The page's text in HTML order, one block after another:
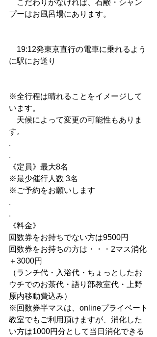
こだわりがなければ、石鹸・シャン
プーはお風呂場にあります。
19:12発東京直行の電車に乗れるよう
に駅にお送り
※全行程は晴れることをイメージして
います。
天候によって変更の可能性もありま
す。
.
.
《定員》最大8名
※最少催行人数 3名
※ご予約をお願いします
.
.
《料金》
回数券をお持ちでない方は9500円
回数券をお持ちの方は・・・2マス消化
＋3000円
（ランチ代・入浴代・ちょっとしたお
ウチでのお茶代・語り部教室代・上野
原内移動費込み）
※回数券半マスは、onlineプライベート
教室でもご利用頂けますが、消化した
い方は1000円分として当日消化できる